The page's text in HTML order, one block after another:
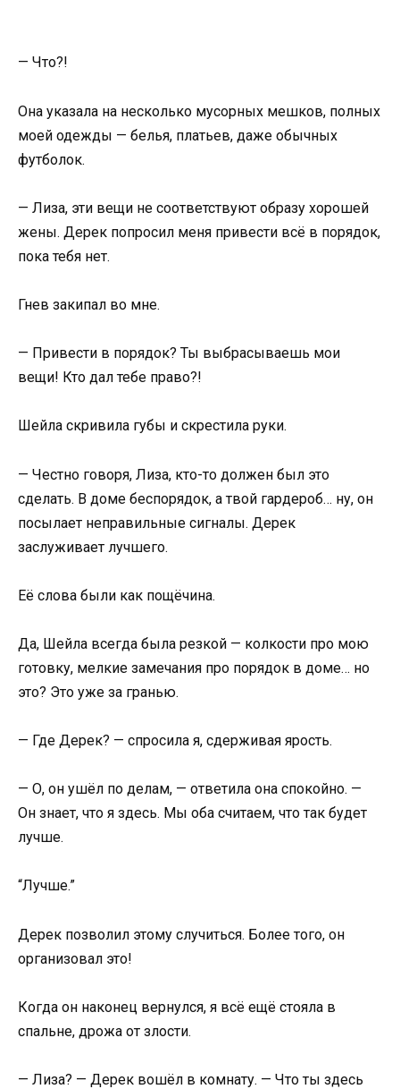
— Что?!
Она указала на несколько мусорных мешков, полных
моей одежды — белья, платьев, даже обычных
футболок.
— Лиза, эти вещи не соответствуют образу хорошей
жены. Дерек попросил меня привести всё в порядок,
пока тебя нет.
Гнев закипал во мне.
— Привести в порядок? Ты выбрасываешь мои
вещи! Кто дал тебе право?!
Шейла скривила губы и скрестила руки.
— Честно говоря, Лиза, кто-то должен был это
сделать. В доме беспорядок, а твой гардероб… ну, он
посылает неправильные сигналы. Дерек
заслуживает лучшего.
Её слова были как пощёчина.
Да, Шейла всегда была резкой — колкости про мою
готовку, мелкие замечания про порядок в доме… но
это? Это уже за гранью.
— Где Дерек? — спросила я, сдерживая ярость.
— О, он ушёл по делам, — ответила она спокойно. —
Он знает, что я здесь. Мы оба считаем, что так будет
лучше.
“Лучше.”
Дерек позволил этому случиться. Более того, он
организовал это!
Когда он наконец вернулся, я всё ещё стояла в
спальне, дрожа от злости.
— Лиза? — Дерек вошёл в комнату. — Что ты здесь